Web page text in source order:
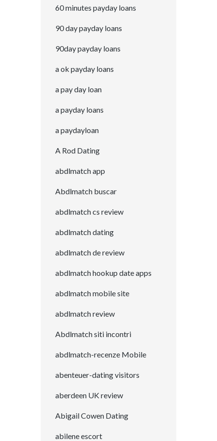
60 minutes payday loans
90 day payday loans
90day payday loans
a ok payday loans
a pay day loan
a payday loans
a paydayloan
A Rod Dating
abdlmatch app
Abdlmatch buscar
abdlmatch cs review
abdlmatch dating
abdlmatch de review
abdlmatch hookup date apps
abdlmatch mobile site
abdlmatch review
Abdlmatch siti incontri
abdlmatch-recenze Mobile
abenteuer-dating visitors
aberdeen UK review
Abigail Cowen Dating
abilene escort